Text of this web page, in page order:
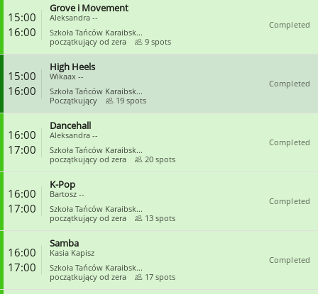
15:00
16:00
Grove i Movement
Aleksandra --
Szkoła Tańców Karaibsk...
początkujący od zera
9 spots
Completed
15:00
16:00
High Heels
Wikaax --
Szkoła Tańców Karaibsk...
Początkujący
19 spots
Completed
16:00
17:00
Dancehall
Aleksandra --
Szkoła Tańców Karaibsk...
początkujący od zera
20 spots
Completed
16:00
17:00
K-Pop
Bartosz --
Szkoła Tańców Karaibsk...
początkujący od zera
13 spots
Completed
16:00
17:00
Samba
Kasia Kapisz
Szkoła Tańców Karaibsk...
początkujący od zera
17 spots
Completed